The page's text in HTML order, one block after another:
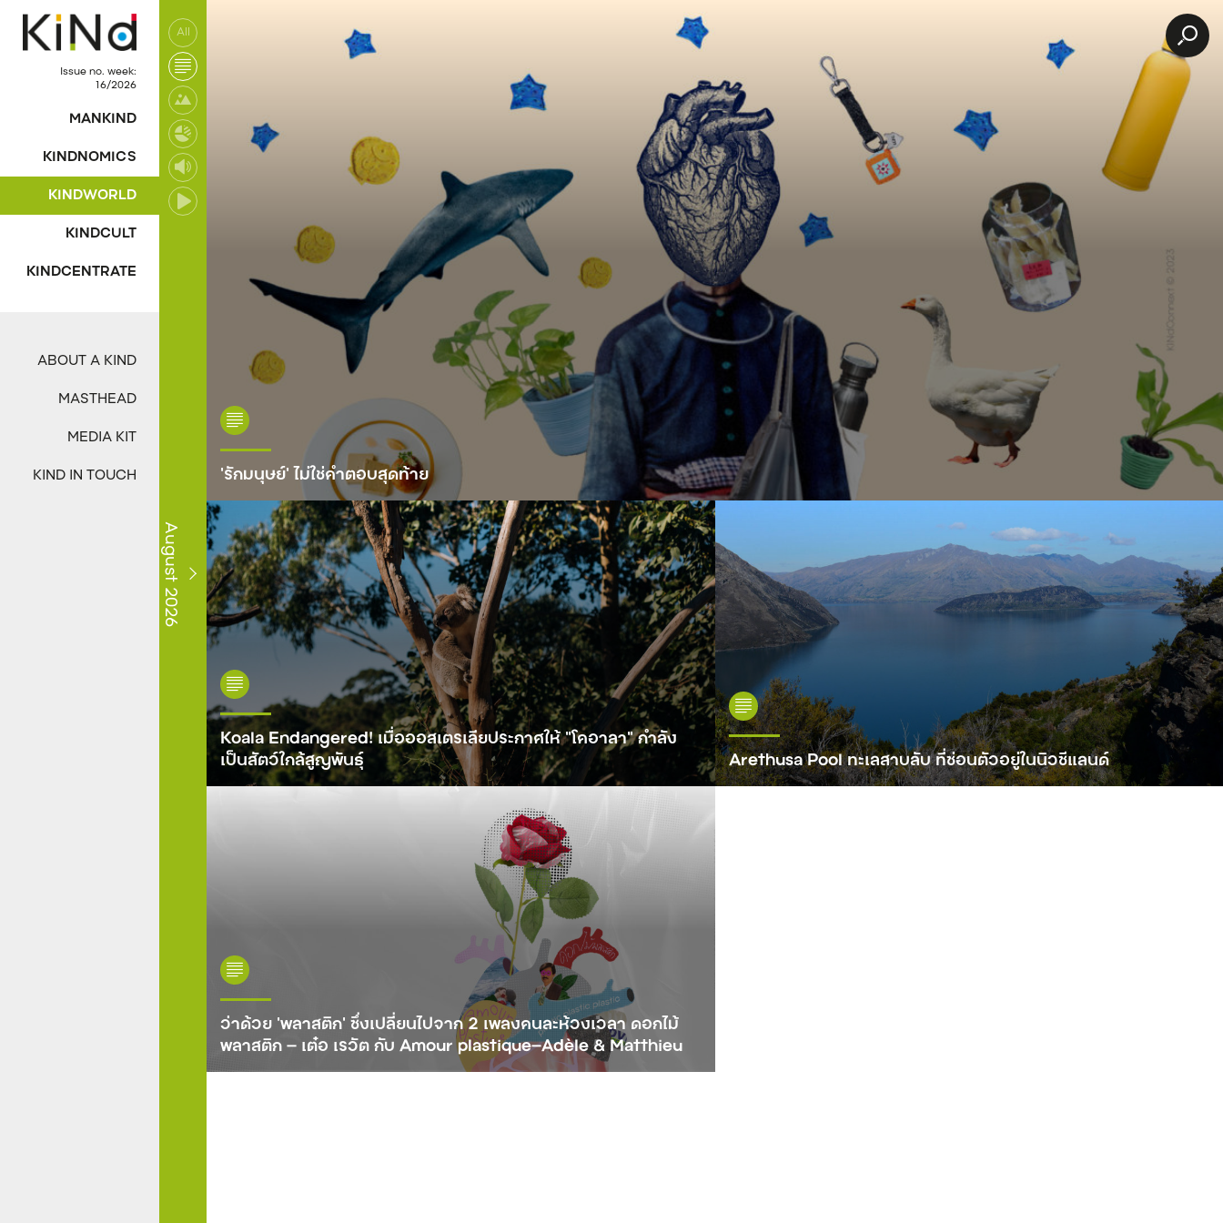
Issue no. week:
16/2026
MANKIND
KINDNOMICS
KINDWORLD
KINDCULT
KINDCENTRATE
ABOUT A KIND
MASTHEAD
MEDIA KIT
KIND IN TOUCH
All
August 2026
‘รักมนุษย์’ ไม่ใช่คำตอบสุดท้าย
Koala Endangered! เมื่อออสเตรเลียประกาศให้ “โคอาลา” กำลัง
เป็นสัตว์ใกล้สูญพันธุ์
Arethusa Pool ทะเลสาบลับ ที่ซ่อนตัวอยู่ในนิวซีแลนด์
ว่าด้วย ‘พลาสติก’ ซึ่งเปลี่ยนไปจาก 2 เพลงคนละห้วงเวลา ดอกไม้
พลาสติก — เต๋อ เรวัต กับ Amour plastique—Adèle & Matthieu